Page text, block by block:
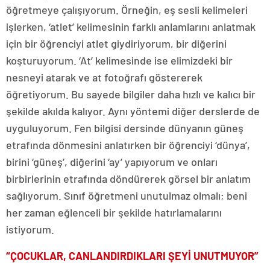
öğretmeye çalışıyorum. Örneğin, eş sesli kelimeleri
işlerken, ‘atlet’ kelimesinin farklı anlamlarını anlatmak
için bir öğrenciyi atlet giydiriyorum, bir diğerini
koşturuyorum. ‘At’ kelimesinde ise elimizdeki bir
nesneyi atarak ve at fotoğrafı göstererek
öğretiyorum. Bu sayede bilgiler daha hızlı ve kalıcı bir
şekilde akılda kalıyor. Aynı yöntemi diğer derslerde de
uyguluyorum. Fen bilgisi dersinde dünyanın güneş
etrafında dönmesini anlatırken bir öğrenciyi ‘dünya’,
birini ‘güneş’, diğerini ‘ay’ yapıyorum ve onları
birbirlerinin etrafında döndürerek görsel bir anlatım
sağlıyorum. Sınıf öğretmeni unutulmaz olmalı; beni
her zaman eğlenceli bir şekilde hatırlamalarını
istiyorum.
“ÇOCUKLAR, CANLANDIRDIKLARI ŞEYİ UNUTMUYOR”